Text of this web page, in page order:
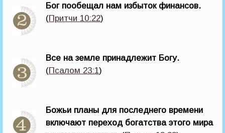
Бог пообещал нам избыток финансов.
(Притчи 10:22)
Все на земле принадлежит Богу.
(Псалом 23:1)
Божьи планы для последнего времени
включают переход богатства этого мира